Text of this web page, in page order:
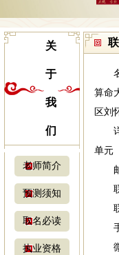
关
于
我
们
老师简介
预测须知
取名必读
执业资格
算命
区刘
单元